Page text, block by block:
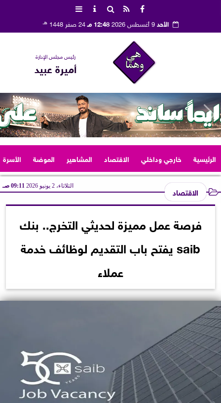
الأحد9 أغسطس 2026 12:48 مـ 24 صفر 1448 هـ
رئيس مجلس الإدارة
أميرة عبيد
الرئيسية خارجي وداخلي الاقتصاد المشاهير الموضة الأسرة
الاقتصاد الثلاثاء، 2 يونيو 2026 09:11 صـ
فرصة عمل مميزة لحديثي التخرج.. بنك
saib يفتح باب التقديم لوظائف خدمة
عملاء